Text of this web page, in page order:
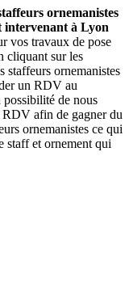
ornemanistes
intervenant à Lyon
vos travaux de pose
cliquant sur les
ornemanistes
un RDV au
possibilité de nous
RDV afin de gagner du
ornemanistes ce qui
staff et ornement qui